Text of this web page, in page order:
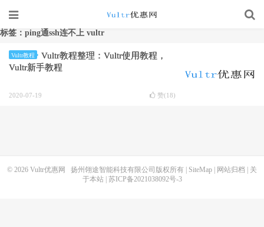
标签：ping通ssh连不上 vultr
Vultr教程
Vultr教程整理：Vultr使用教程，
Vultr新手教程
2020-07-19 赞(18)
© 2026 Vultr优惠网 扬州翎途智能科技有限公司版权所有 | SiteMap 网站归档
关
于本站| 苏ICP备2021038092号-3